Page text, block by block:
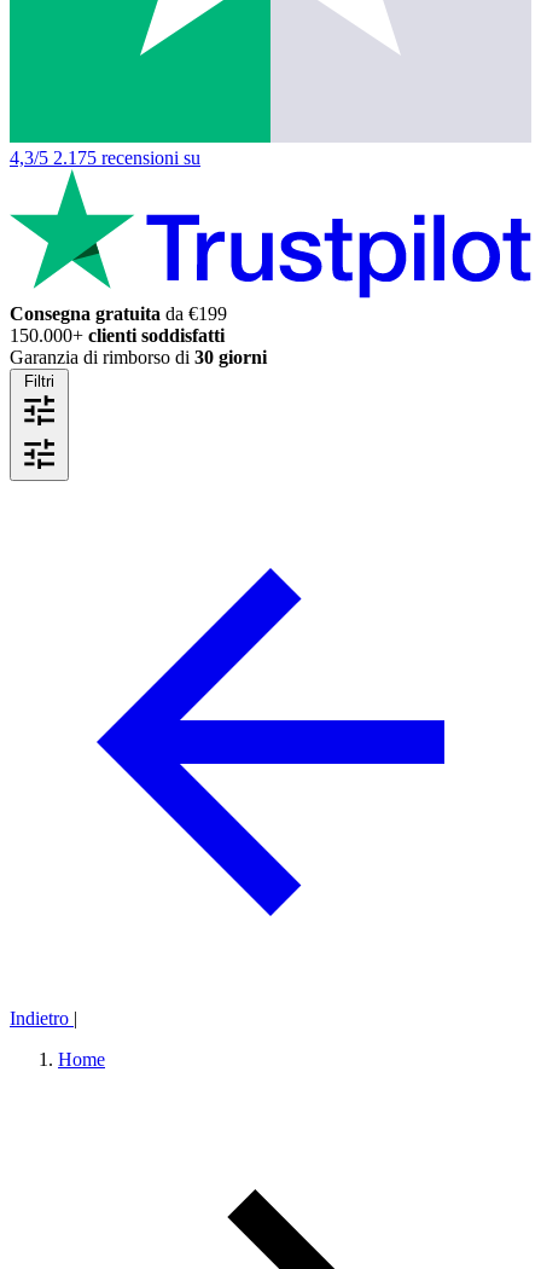
4,3/5 2.175 recensioni su
Consegna gratuita da €199
150.000+ clienti soddisfatti
Garanzia di rimborso di 30 giorni
Filtri
Indietro |
Home